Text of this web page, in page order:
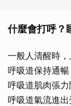
什麼會打呼？
一般人清醒時
呼吸道保持通
呼吸道肌肉張
呼吸道氣流進